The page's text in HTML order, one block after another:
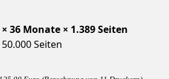
× 36 Monate × 1.389 Seiten
50.000 Seiten